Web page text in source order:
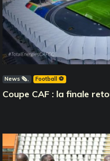
News 🗞️ Football ⚽️
Coupe CAF : la finale